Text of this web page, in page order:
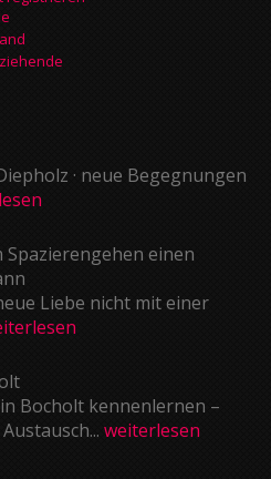
· neue Begegnungen
einen
Liebe nicht mit einer
Bocholt kennenlernen –
weiterlesen